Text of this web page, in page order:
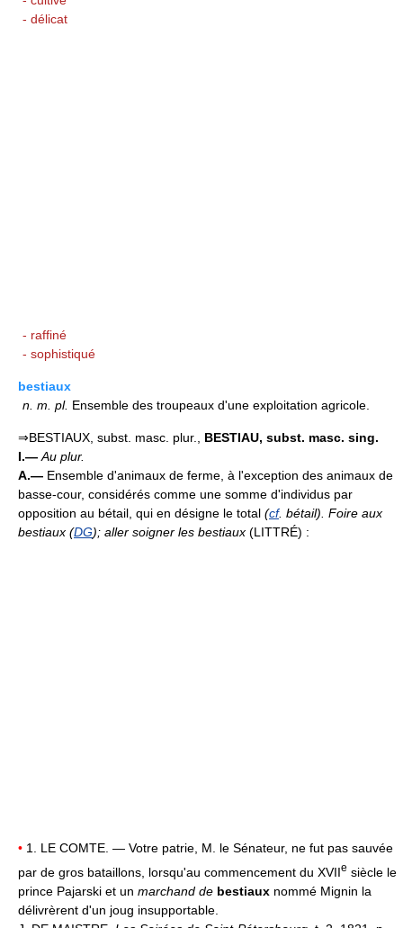
- délicat
- raffiné
- sophistiqué
bestiaux
n. m. pl. Ensemble des troupeaux d'une exploitation agricole.
⇒BESTIAUX, subst. masc. plur., BESTIAU, subst. masc. sing.
I.— Au plur.
A.— Ensemble d'animaux de ferme, à l'exception des animaux de
basse-cour, considérés comme une somme d'individus par
opposition au bétail, qui en désigne le total (cf. bétail). Foire aux
bestiaux (DG); aller soigner les bestiaux (LITTRÉ) :
• 1. LE COMTE. — Votre patrie, M. le Sénateur, ne fut pas sauvée
par de gros bataillons, lorsqu'au commencement du XVIIe siècle le
prince Pajarski et un marchand de bestiaux nommé Mignin la
délivrèrent d'un joug insupportable.